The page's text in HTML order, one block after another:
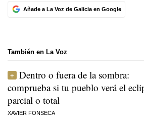
Añade a La Voz de Galicia en Google
También en La Voz
Dentro o fuera de la sombra:
comprueba si tu pueblo verá el
parcial o total
XAVIER FONSECA